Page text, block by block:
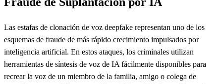
Las estafas de clonación de voz deepfake representan uno de los
esquemas de fraude de más rápido crecimiento impulsados por
inteligencia artificial. En estos ataques, los criminales utilizan
herramientas de síntesis de voz de IA fácilmente disponibles para
recrear la voz de un miembro de la familia, amigo o colega de